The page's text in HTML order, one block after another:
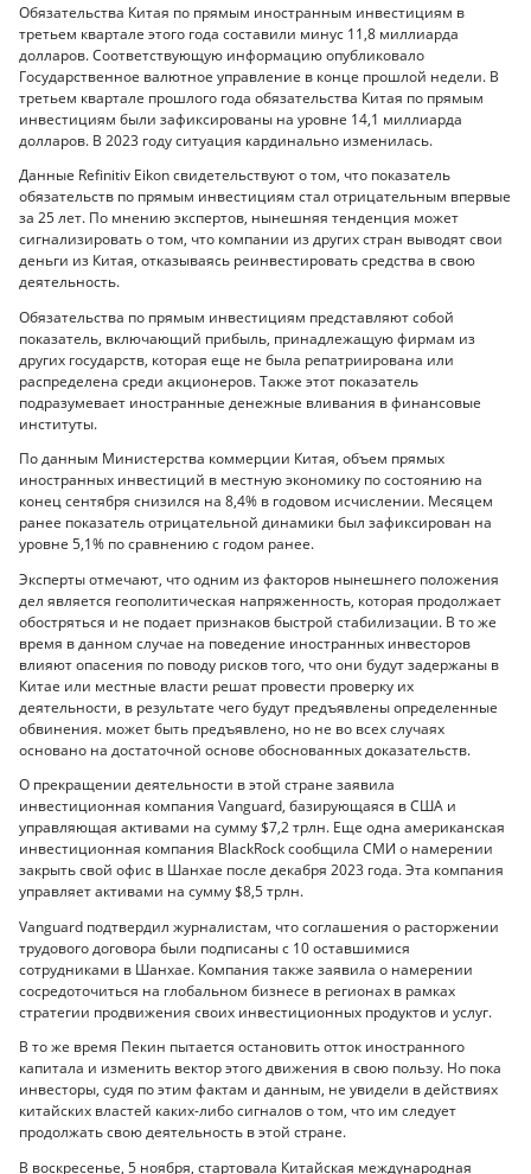
Обязательства Китая по прямым иностранным инвестициям в
третьем квартале этого года составили минус 11,8 миллиарда
долларов. Соответствующую информацию опубликовало
Государственное валютное управление в конце прошлой недели. В
третьем квартале прошлого года обязательства Китая по прямым
инвестициям были зафиксированы на уровне 14,1 миллиарда
долларов. В 2023 году ситуация кардинально изменилась.
Данные Refinitiv Eikon свидетельствуют о том, что показатель
обязательств по прямым инвестициям стал отрицательным впервые
за 25 лет. По мнению экспертов, нынешняя тенденция может
сигнализировать о том, что компании из других стран выводят свои
деньги из Китая, отказываясь реинвестировать средства в свою
деятельность.
Обязательства по прямым инвестициям представляют собой
показатель, включающий прибыль, принадлежащую фирмам из
других государств, которая еще не была репатриирована или
распределена среди акционеров. Также этот показатель
подразумевает иностранные денежные вливания в финансовые
институты.
По данным Министерства коммерции Китая, объем прямых
иностранных инвестиций в местную экономику по состоянию на
конец сентября снизился на 8,4% в годовом исчислении. Месяцем
ранее показатель отрицательной динамики был зафиксирован на
уровне 5,1% по сравнению с годом ранее.
Эксперты отмечают, что одним из факторов нынешнего положения
дел является геополитическая напряженность, которая продолжает
обостряться и не подает признаков быстрой стабилизации. В то же
время в данном случае на поведение иностранных инвесторов
влияют опасения по поводу рисков того, что они будут задержаны в
Китае или местные власти решат провести проверку их
деятельности, в результате чего будут предъявлены определенные
обвинения. может быть предъявлено, но не во всех случаях
основано на достаточной основе обоснованных доказательств.
О прекращении деятельности в этой стране заявила
инвестиционная компания Vanguard, базирующаяся в США и
управляющая активами на сумму $7,2 трлн. Еще одна американская
инвестиционная компания BlackRock сообщила СМИ о намерении
закрыть свой офис в Шанхае после декабря 2023 года. Эта компания
управляет активами на сумму $8,5 трлн.
Vanguard подтвердил журналистам, что соглашения о расторжении
трудового договора были подписаны с 10 оставшимися
сотрудниками в Шанхае. Компания также заявила о намерении
сосредоточиться на глобальном бизнесе в регионах в рамках
стратегии продвижения своих инвестиционных продуктов и услуг.
В то же время Пекин пытается остановить отток иностранного
капитала и изменить вектор этого движения в свою пользу. Но пока
инвесторы, судя по этим фактам и данным, не увидели в действиях
китайских властей каких-либо сигналов о том, что им следует
продолжать свою деятельность в этой стране.
В воскресенье, 5 ноября, стартовала Китайская международная